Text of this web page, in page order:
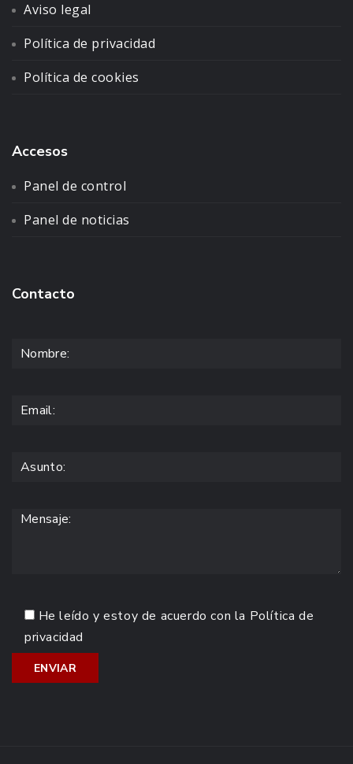
Aviso legal
Política de privacidad
Política de cookies
Accesos
Panel de control
Panel de noticias
Contacto
He leído y estoy de acuerdo con la Política de
privacidad